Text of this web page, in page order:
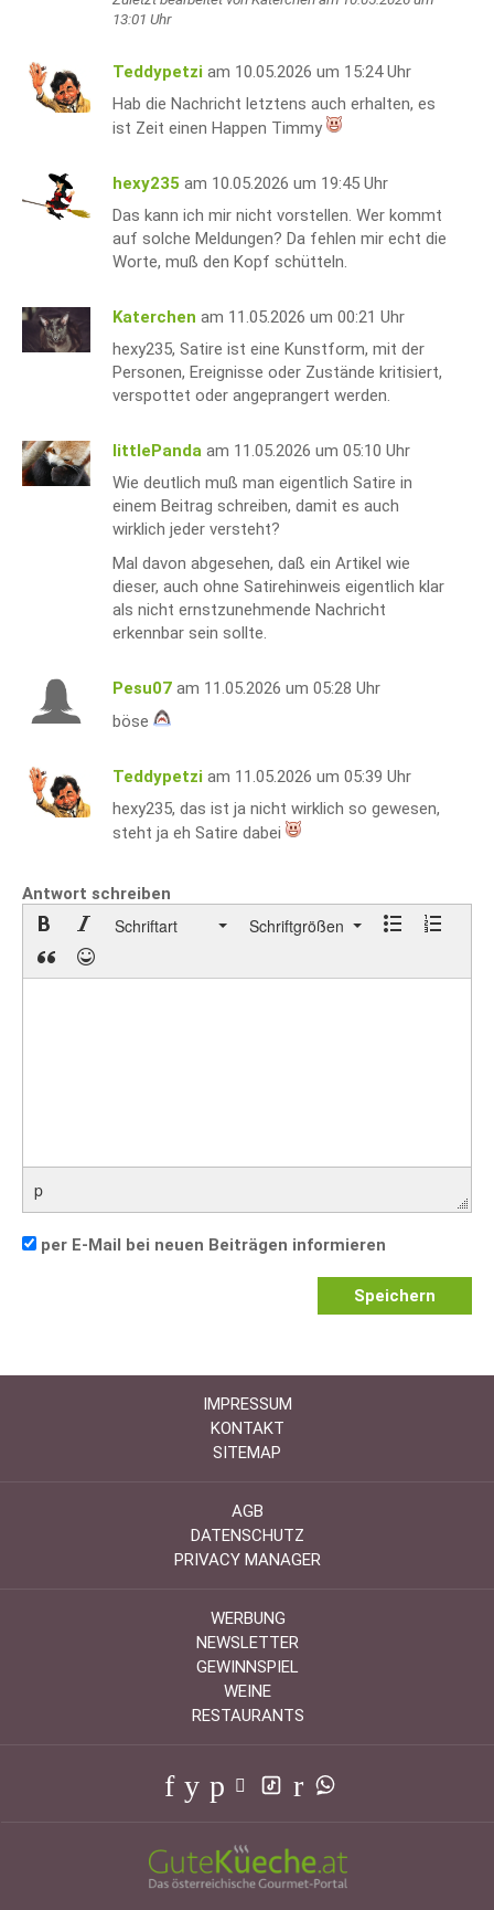
13:01 Uhr
Teddypetzi am 10.05.2026 um 15:24 Uhr
Hab die Nachricht letztens auch erhalten, es
ist Zeit einen Happen Timmy
hexy235 am 10.05.2026 um 19:45 Uhr
Das kann ich mir nicht vorstellen. Wer kommt
auf solche Meldungen? Da fehlen mir echt die
Worte, muß den Kopf schütteln.
Katerchen am 11.05.2026 um 00:21 Uhr
hexy235, Satire ist eine Kunstform, mit der
Personen, Ereignisse oder Zustände kritisiert,
verspottet oder angeprangert werden.
littlePanda am 11.05.2026 um 05:10 Uhr
Wie deutlich muß man eigentlich Satire in
einem Beitrag schreiben, damit es auch
wirklich jeder versteht?
Mal davon abgesehen, daß ein Artikel wie
dieser, auch ohne Satirehinweis eigentlich klar
als nicht ernstzunehmende Nachricht
erkennbar sein sollte.
Pesu07 am 11.05.2026 um 05:28 Uhr
böse
Teddypetzi am 11.05.2026 um 05:39 Uhr
hexy235, das ist ja nicht wirklich so gewesen,
steht ja eh Satire dabei
Antwort schreiben
Schriftart Schriftgrößen
p
per E-Mail bei neuen Beiträgen informieren
Speichern
IMPRESSUM
KONTAKT
SITEMAP
AGB
DATENSCHUTZ
PRIVACY MANAGER
WERBUNG
NEWSLETTER
GEWINNSPIEL
WEINE
RESTAURANTS